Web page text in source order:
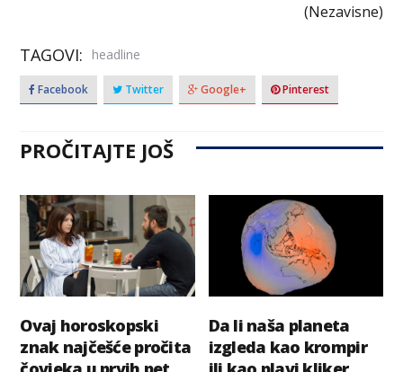
(Nezavisne)
TAGOVI: headline
Facebook Twitter Google+ Pinterest
PROČITAJTE JOŠ
Ovaj horoskopski
znak najčešće pročita
Da li naša planeta
izgleda kao krompir